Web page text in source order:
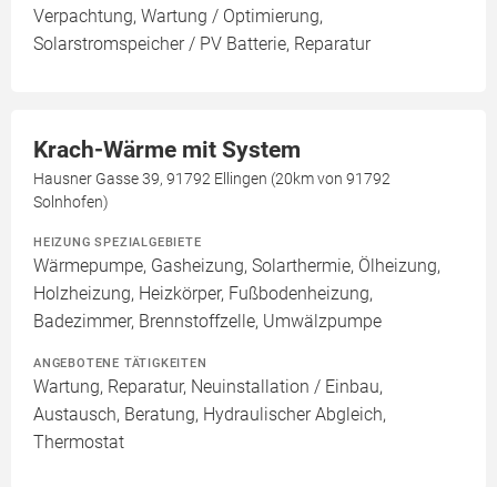
Verpachtung, Wartung / Optimierung,
Solarstromspeicher / PV Batterie, Reparatur
Krach-Wärme mit System
Hausner Gasse 39, 91792 Ellingen (20km von 91792
Solnhofen)
HEIZUNG SPEZIALGEBIETE
Wärmepumpe, Gasheizung, Solarthermie, Ölheizung,
Holzheizung, Heizkörper, Fußbodenheizung,
Badezimmer, Brennstoffzelle, Umwälzpumpe
ANGEBOTENE TÄTIGKEITEN
Wartung, Reparatur, Neuinstallation / Einbau,
Austausch, Beratung, Hydraulischer Abgleich,
Thermostat